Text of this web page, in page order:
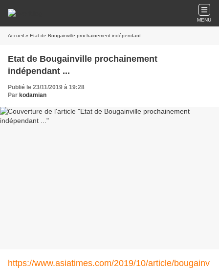
MENU
Accueil » Etat de Bougainville prochainement indépendant ...
Etat de Bougainville prochainement
indépendant ...
Publié le 23/11/2019 à 19:28
Par kodamian
https://www.asiatimes.com/2019/10/article/bougainv